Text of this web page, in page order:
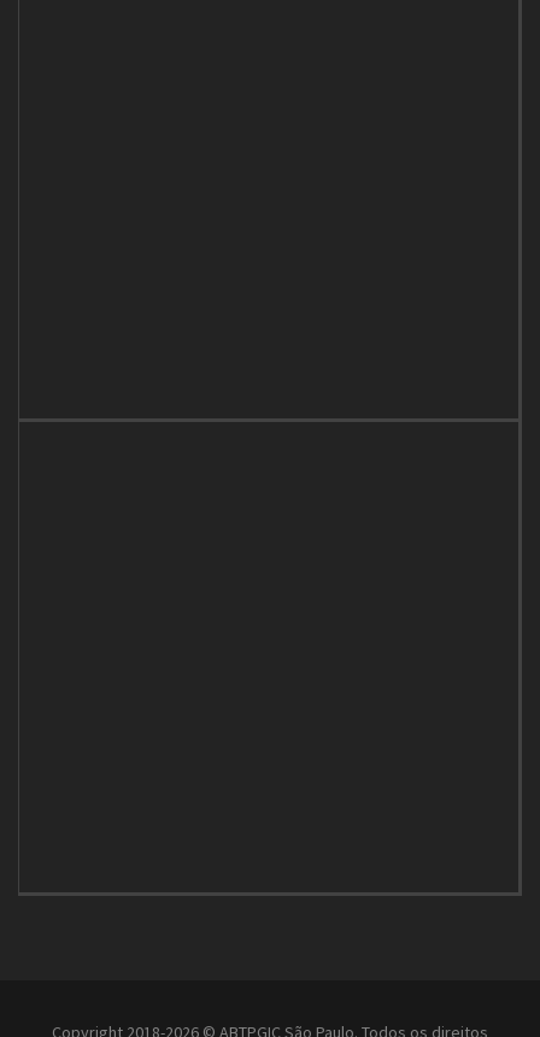
Copyright 2018-2026 © ABTPGIC São Paulo. Todos os direitos